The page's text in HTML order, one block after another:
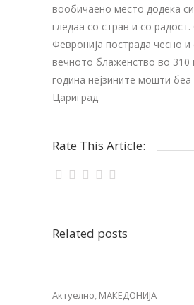
вообичаено место додека
гледаа со страв и со радост.
Февронија пострада чесно и
вечното блаженство во 310
година нејзините мошти
Цариград.
Rate This Article:
Related posts
Актуелно, МАКЕДОНИЈА